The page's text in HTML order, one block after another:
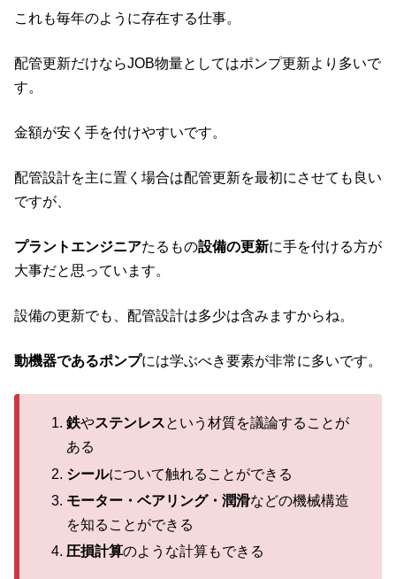
これも毎年のように存在する仕事。
配管更新だけならJOB物量としてはポンプ更新より多いで
す。
金額が安く手を付けやすいです。
配管設計を主に置く場合は配管更新を最初にさせても良い
ですが、
プラントエンジニアたるもの設備の更新に手を付ける方が
大事だと思っています。
設備の更新でも、配管設計は多少は含みますからね。
動機器であるポンプには学ぶべき要素が非常に多いです。
鉄やステンレスという材質を議論することが
ある
シールについて触れることができる
モーター・ベアリング・潤滑などの機械構造
を知ることができる
圧損計算のような計算もできる